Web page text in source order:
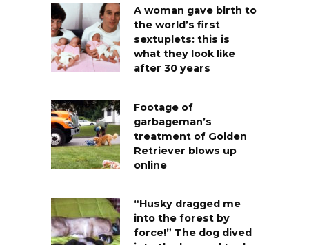
A woman gave birth to
the world’s first
sextuplets: this is
what they look like
after 30 years
Footage of
garbageman’s
treatment of Golden
Retriever blows up
online
“Husky dragged me
into the forest by
force!” The dog dived